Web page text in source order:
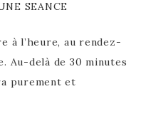
SEANCE
à l’heure, au rendez-
Au-delà de 30 minutes
purement et